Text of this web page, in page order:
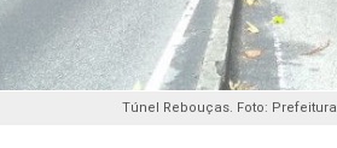
Túnel Rebouças. Foto: